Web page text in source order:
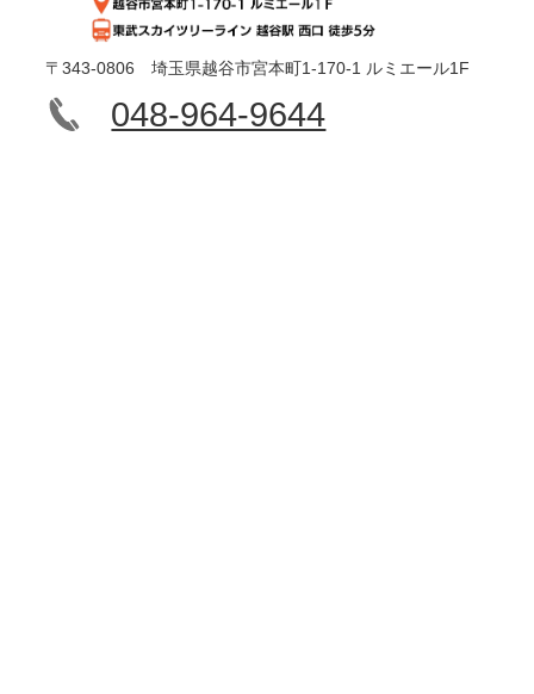
〒343-0806 埼玉県越谷市宮本町1-170-1 ルミエール1F
048-964-9644